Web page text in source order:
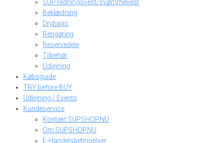
SUP redningsvest/svømmevest
Beklædning
Drybags
Rengøring
Reservedele
Tilbehør
Udlejning
Købsguide
TRY before BUY
Udlejning / Events
Kundeservice
Kontakt SUPSHOP.NU
Om SUPSHOP.NU
E-Handelsbetingelser